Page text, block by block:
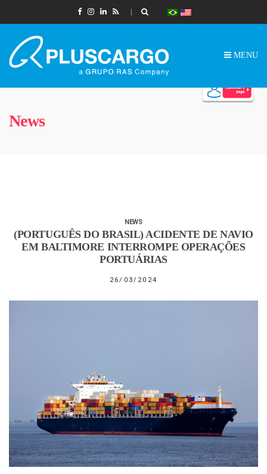
MENU
News
NEWS
(PORTUGUÊS DO BRASIL) ACIDENTE DE NAVIO
EM BALTIMORE INTERROMPE OPERAÇÕES
PORTUÁRIAS
26/03/2024